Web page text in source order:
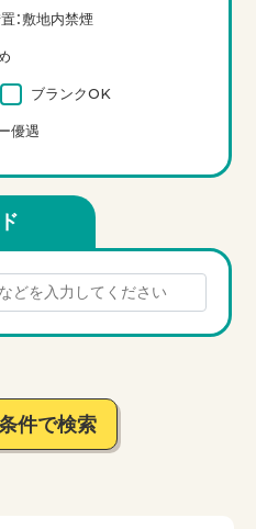
：敷地内禁煙
ブランクOK
優遇
件で検索